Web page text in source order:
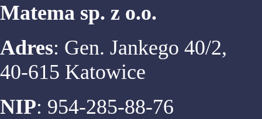
Matema sp. z o.o.
Adres: Gen. Jankego 40/2,
40-615 Katowice
NIP: 954-285-88-76